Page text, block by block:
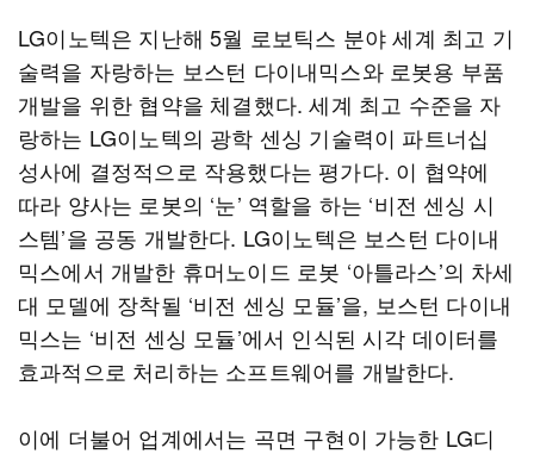
LG이노텍은 지난해 5월 로보틱스 분야 세계 최고 기
술력을 자랑하는 보스턴 다이내믹스와 로봇용 부품
개발을 위한 협약을 체결했다. 세계 최고 수준을 자
랑하는 LG이노텍의 광학 센싱 기술력이 파트너십
성사에 결정적으로 작용했다는 평가다. 이 협약에
따라 양사는 로봇의 ‘눈’ 역할을 하는 ‘비전 센싱 시
스템’을 공동 개발한다. LG이노텍은 보스턴 다이내
믹스에서 개발한 휴머노이드 로봇 ‘아틀라스’의 차세
대 모델에 장착될 ‘비전 센싱 모듈’을, 보스턴 다이내
믹스는 ‘비전 센싱 모듈’에서 인식된 시각 데이터를
효과적으로 처리하는 소프트웨어를 개발한다.
이에 더불어 업계에서는 곡면 구현이 가능한 LG디